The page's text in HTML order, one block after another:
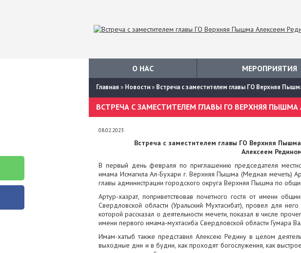
О НАС МЕРОПРИЯТИЯ
Главная » Новости» Встреча с заместителем главы ГО Верхняя
ВСТРЕЧА С ЗАМЕСТИТЕЛЕМ ГЛАВЫ ГО ВЕРХНЯЯ
08.02.2023
Встреча с заместителем главы ГО Верхняя Пышма
Алексеем
В первый день февраля по приглашению председателя
имама Исмагила Ал-Бухари г. Верхняя Пышма (Медная мечеть)
главы администрации городского округа Верхняя Пышма по
Артур-хазрат, поприветствовав почетного гостя от имени
Свердловской области (Уральский Мухтасибат), провел для
которой рассказал о деятельности мечети, показал в числе
имени первого имама-мухтасиба Свердловской области Гумара
Имам-хатыб также представил Алексею Редину в целом
выходные дни и в будни, как проходят богослужения, как